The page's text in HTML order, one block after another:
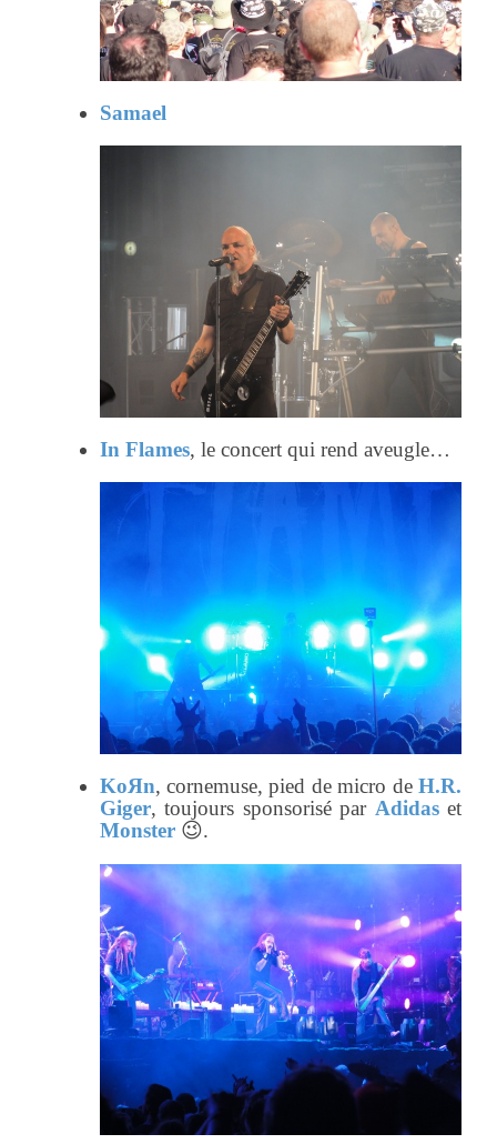
Samael
In Flames, le concert qui rend aveugle…
KoЯn, cornemuse, pied de micro de H.R.
Giger, toujours sponsorisé par Adidaset
Monster😉.